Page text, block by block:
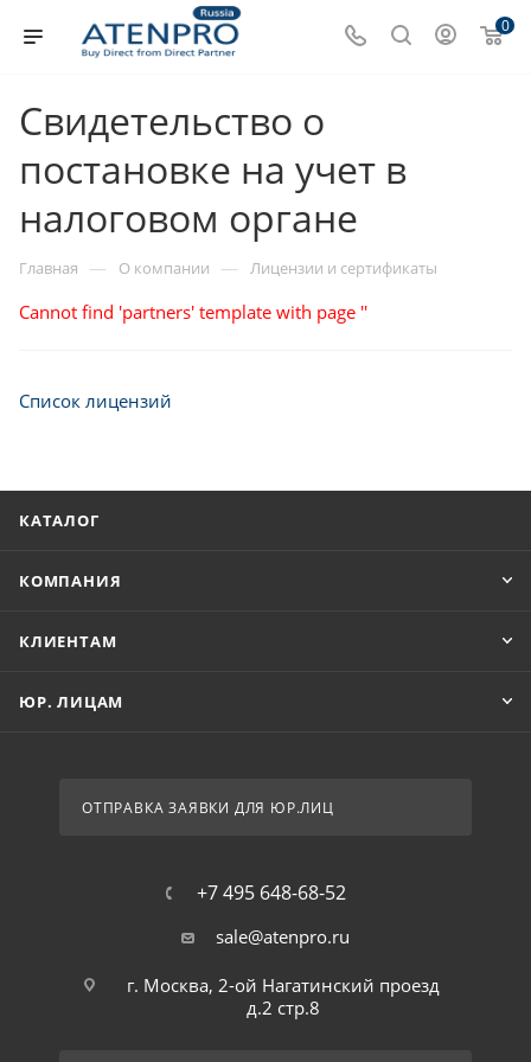
0
Свидетельство о
постановке на учет в
налоговом органе
Главная — О компании — Лицензии и сертификаты
Cannot find 'partners' template with page ''
Список лицензий
КАТАЛОГ
КОМПАНИЯ
КЛИЕНТАМ
ЮР. ЛИЦАМ
ОТПРАВКА ЗАЯВКИ ДЛЯ ЮР.ЛИЦ
+7 495 648-68-52
sale@atenpro.ru
г. Москва, 2-ой Нагатинский проезд
д.2 стр.8